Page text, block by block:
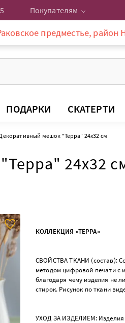
Покупателям
предместье, район
ПОДАРКИ СКАТЕРТИ
мешок "Терра" 24х32 см
24х32
КОЛЛЕКЦИЯ «ТЕРРА»
СВОЙСТВА ТКАНИ (состав):
методом цифровой печати с
благодаря чему изделия не
стирок. Рисунок по ткани
УХОД ЗА ИЗДЕЛИЕМ: Изделия